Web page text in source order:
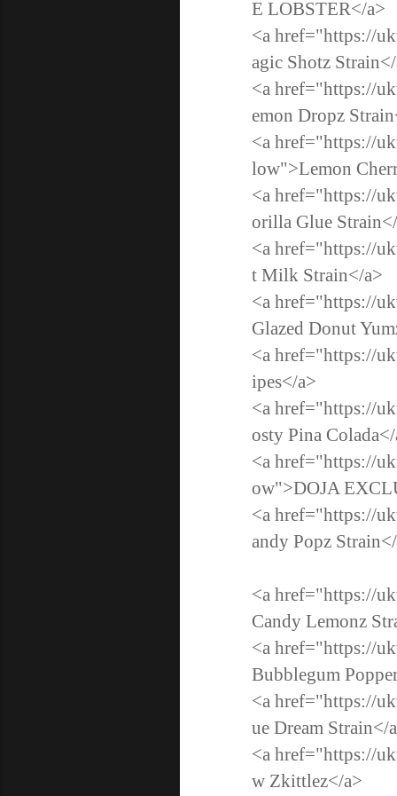
E LOBSTER</a>
<a href="https://
agic Shotz
<a href="https://
emon Dropz
<a href="https://
low">Lemon
<a href="https://
orilla Glue
<a href="https://
t Milk Strain</a>
<a href="https://
Glazed Donut
<a href="https://
ipes</a>
<a href="https://
osty Pina
<a href="https://
ow">DOJA
<a href="https://
andy Popz
<a href="https://
Candy Lemonz
<a href="https://
Bubblegum
<a href="https://
ue Dream Strain</
<a href="https://
w Zkittlez</a>